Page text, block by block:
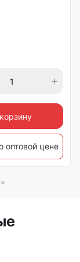
оптовой цене